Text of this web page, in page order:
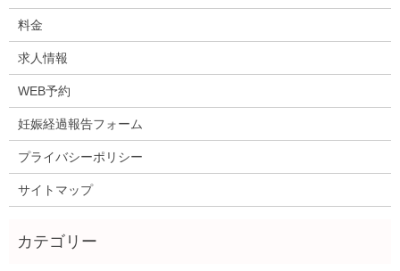
料金
求人情報
WEB予約
妊娠経過報告フォーム
プライバシーポリシー
サイトマップ